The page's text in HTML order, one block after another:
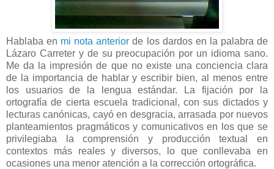
Hablaba en mi nota anterior de los dardos en la palabra de
Lázaro Carreter y de su preocupación por un idioma sano.
Me da la impresión de que no existe una conciencia clara
de la importancia de hablar y escribir bien, al menos entre
los usuarios de la lengua estándar. La fijación por la
ortografía de cierta escuela tradicional, con sus dictados y
lecturas canónicas, cayó en desgracia, arrasada por nuevos
planteamientos pragmáticos y comunicativos en los que se
privilegiaba la comprensión y producción textual en
contextos más reales y diversos, lo que conllevaba en
ocasiones una menor atención a la corrección ortográfica.